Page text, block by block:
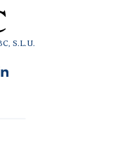
S.L.U.